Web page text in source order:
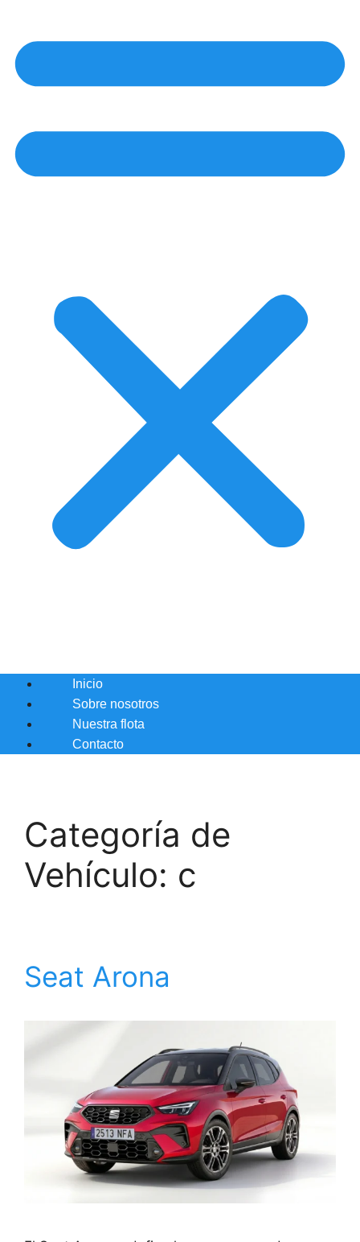
Inicio
Sobre nosotros
Nuestra flota
Contacto
Categoría de
Vehículo: c
Seat Arona